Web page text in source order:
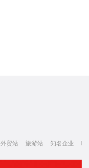
外贸站 旅游站 知名企业 响